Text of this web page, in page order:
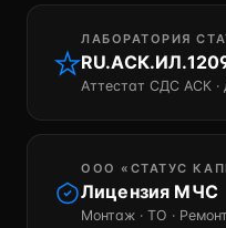
ЛАБОРАТОРИЯ
Аттестат СДС АСК ·
ООО «СТАТУС
Лицензия МЧС
Монтаж · ТО ·